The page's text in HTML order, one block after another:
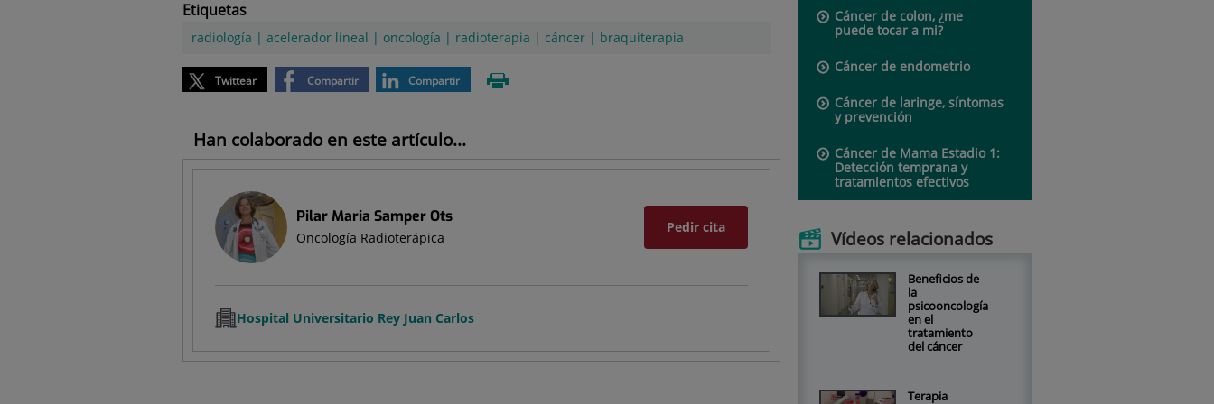
Etiquetas
radiología | acelerador lineal | oncología | radioterapia | cáncer | braquiterapia
Twittear Compartir Compartir
Han colaborado en este artículo...
Pilar Maria Samper Ots
Oncología Radioterápica
Pedir cita
Hospital Universitario Rey Juan Carlos
Cáncer de colon, ¿me
puede tocar a mi?
Cáncer de endometrio
Cáncer de laringe, síntomas
y prevención
Cáncer de Mama Estadio 1:
Detección temprana y
tratamientos efectivos
Vídeos relacionados
Beneficios de
la
psicooncología
en el
tratamiento
del cáncer
Terapia